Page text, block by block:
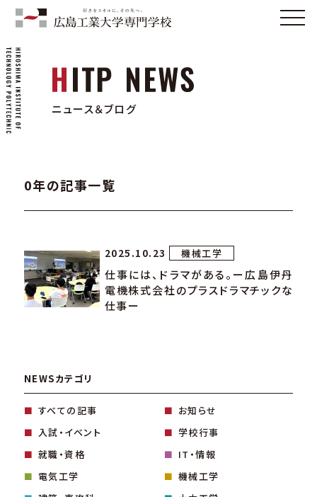
ニュース＆ブログ
0年の記事一覧
2025.10.23 機械工学
仕事には、ドラマがある。ー広島伊丹
電機株式会社のプラスドラマチックな
仕事ー
NEWSカテゴリ
すべての記事
お知らせ
入試・イベント
学校行事
就職・資格
IT・情報
電気工学
機械工学